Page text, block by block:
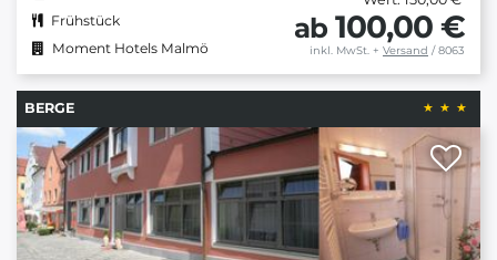
Frühstück
Moment Hotels Malmö
ab 100,00 €
inkl. MwSt. + Versand / 8063
BERGE